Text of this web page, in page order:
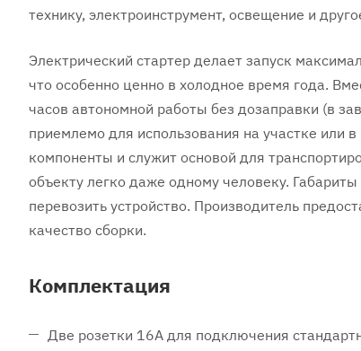
технику, электроинструмент, освещение и
Электрический стартер делает запуск
что особенно ценно в холодное время года.
часов автономной работы без дозаправки (в
приемлемо для использования на участке или
компоненты и служит основой для
объекту легко даже одному человеку.
перевозить устройство. Производитель
качество сборки.
Комплектация
Две розетки 16А для подключения